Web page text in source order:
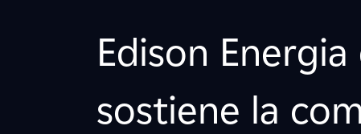
Edison
sostiene la